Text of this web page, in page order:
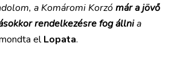
a Komáromi Korzómár a jövő
rendelkezésre fog állnia
elLopata.